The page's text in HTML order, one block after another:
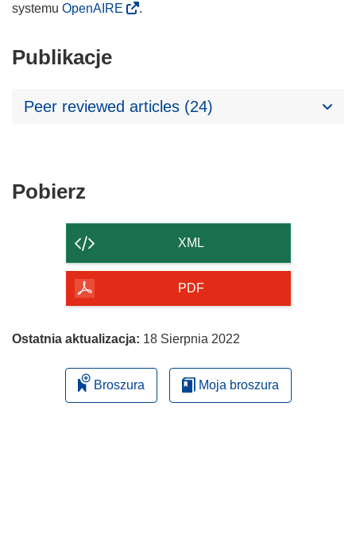
systemu OpenAIRE .
Publikacje
Peer reviewed articles (24)
Pobierz
strony
XML
PDF
Ostatnia aktualizacja: 18 Sierpnia 2022
Broszura Moja broszura